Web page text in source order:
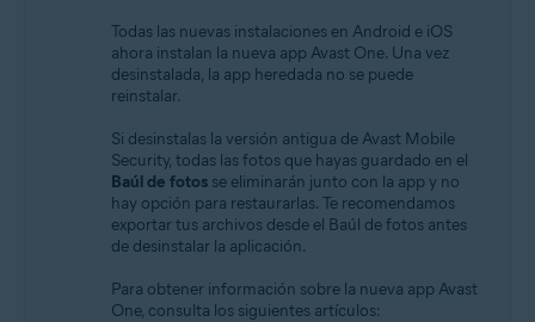
Todas las nuevas instalaciones en Android e iOS
ahora instalan la nueva app Avast One. Una vez
desinstalada, la app heredada no se puede
reinstalar.
Si desinstalas la versión antigua de Avast Mobile
Security, todas las fotos que hayas guardado en el
Baúl de fotos se eliminarán junto con la app y no
hay opción para restaurarlas. Te recomendamos
exportar tus archivos desde el Baúl de fotos antes
de desinstalar la aplicación.
Para obtener información sobre la nueva app Avast
One, consulta los siguientes artículos: